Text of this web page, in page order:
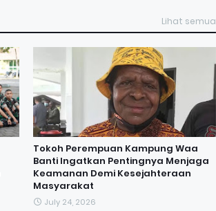
Lihat semua
Tokoh Perempuan Kampung Waa
Banti Ingatkan Pentingnya Menjaga
Keamanan Demi Kesejahteraan
Masyarakat
July 24, 2026